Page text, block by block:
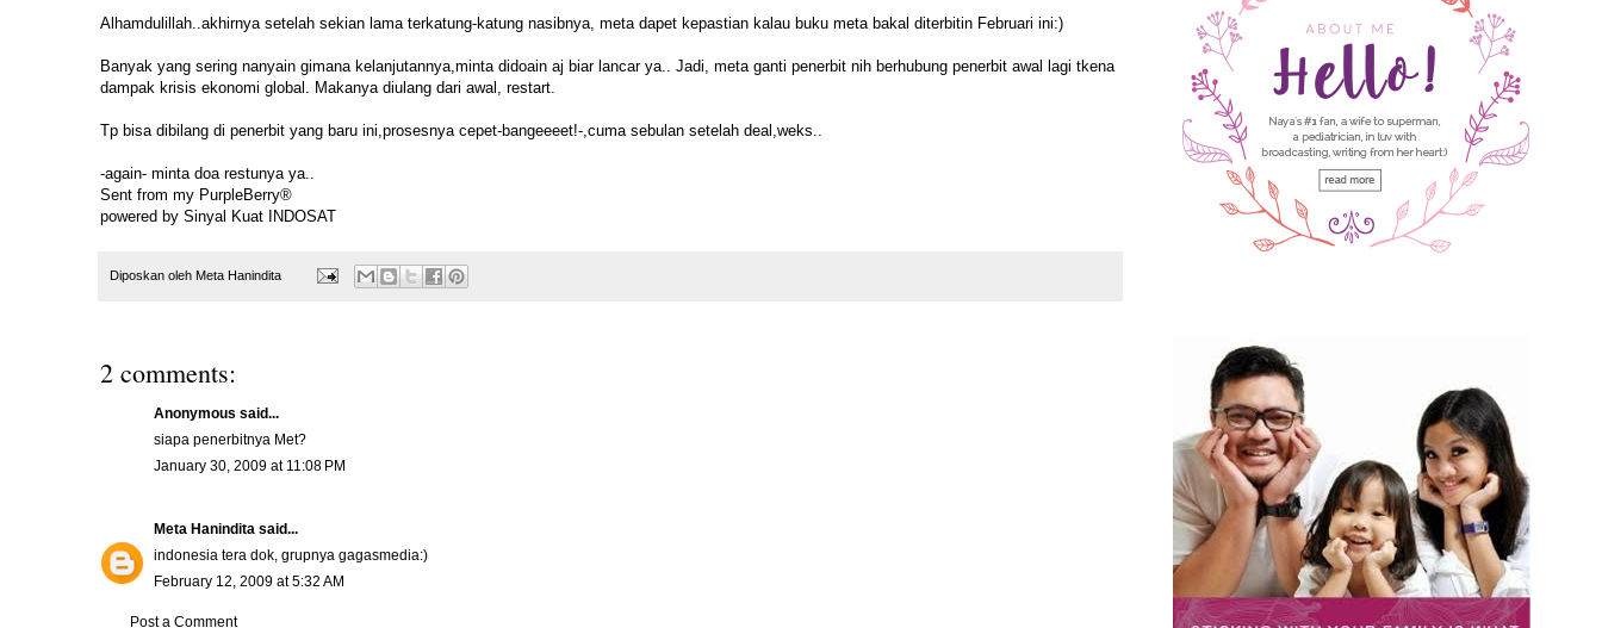
Alhamdulillah..akhirnya setelah sekian lama terkatung-katung nasibnya, meta dapet kepastian kalau buku meta bakal diterbitin Februari ini:)
Banyak yang sering nanyain gimana kelanjutannya,minta didoain aj biar lancar ya.. Jadi, meta ganti penerbit nih berhubung penerbit awal lagi tkena
dampak krisis ekonomi global. Makanya diulang dari awal, restart.
Tp bisa dibilang di penerbit yang baru ini,prosesnya cepet-bangeeeet!-,cuma sebulan setelah deal,weks..
-again- minta doa restunya ya..
Sent from my PurpleBerry®
powered by Sinyal Kuat INDOSAT
Diposkan oleh Meta Hanindita
2 comments:
Anonymous said...
siapa penerbitnya Met?
January 30, 2009 at 11:08 PM
Meta Hanindita said...
indonesia tera dok, grupnya gagasmedia:)
February 12, 2009 at 5:32 AM
Post a Comment